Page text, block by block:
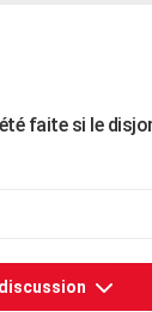
faite si le